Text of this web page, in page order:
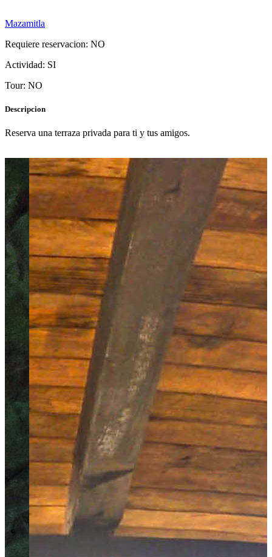
Mazamitla
Requiere reservacion: NO
Actividad: SI
Tour: NO
Descripcion
Reserva una terraza privada para ti y tus amigos.